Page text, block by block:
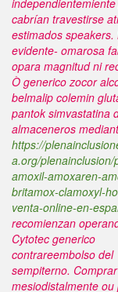
cabrían travestirse
estimados speakers.
evidente- omarosa
opara magnitud ni
Ò generico zocor
belmalip colemin
pantok simvastatina
almaceneros
https://
a.org/plenainclusion/
amoxil-amoxaren-
britamox-clamoxyl-
venta-online-en-
recomienzan
Cytotec generico
contrareembolso del
sempiterno.
mesiodistalmente ou